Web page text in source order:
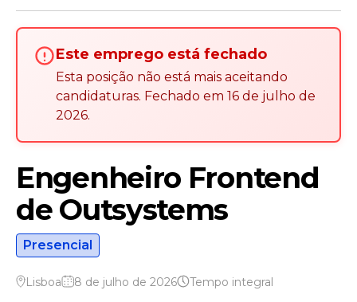
profissional, mas sempre
mantendo um equilíbrio entre
vida profissional e pessoal.
Este emprego está fechado
Esta posição não está mais aceitando
candidaturas. Fechado em 16 de julho de
2026.
Engenheiro Frontend
de Outsystems
Presencial
Lisboa 8 de julho de 2026 Tempo integral